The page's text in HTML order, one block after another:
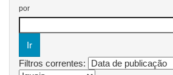
por
Filtros correntes: